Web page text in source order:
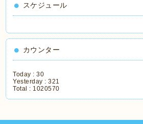
スケジュール
カウンター
Today :30
Yesterday :321
Total : 1020570